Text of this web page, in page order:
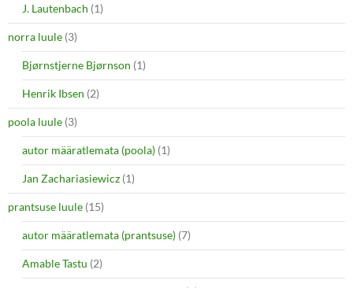
J. Lautenbach (1)
norra luule (3)
Bjørnstjerne Bjørnson (1)
Henrik Ibsen (2)
poola luule (3)
autor määratlemata (poola) (1)
Jan Zachariasiewicz (1)
prantsuse luule (15)
autor määratlemata (prantsuse) (7)
Amable Tastu (2)